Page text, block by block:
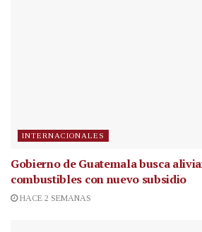
INTERNACIONALES
Gobierno de Guatemala busca
combustibles con nuevo subsidio
HACE 2 SEMANAS